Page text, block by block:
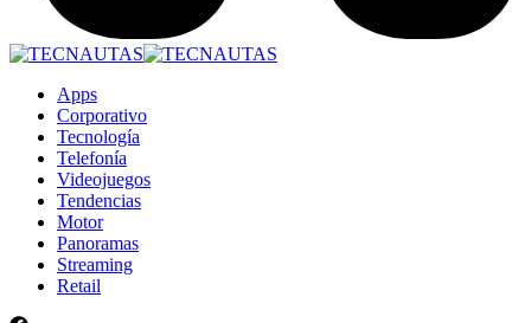
Apps
Corporativo
Tecnología
Telefonía
Videojuegos
Tendencias
Motor
Panoramas
Streaming
Retail